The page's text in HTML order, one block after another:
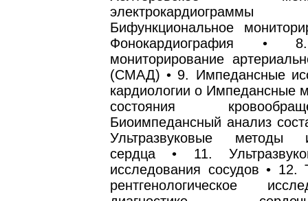
Бифункциональное
Фонокардиография •
мониторирование
(СМАД) • 9. Импедансные
кардиологии o Импедансные
состояния
Биоимпедансный анализ
Ультразвуковые методы
сердца • 11.
исследования сосудов • 12.
рентгенологическое